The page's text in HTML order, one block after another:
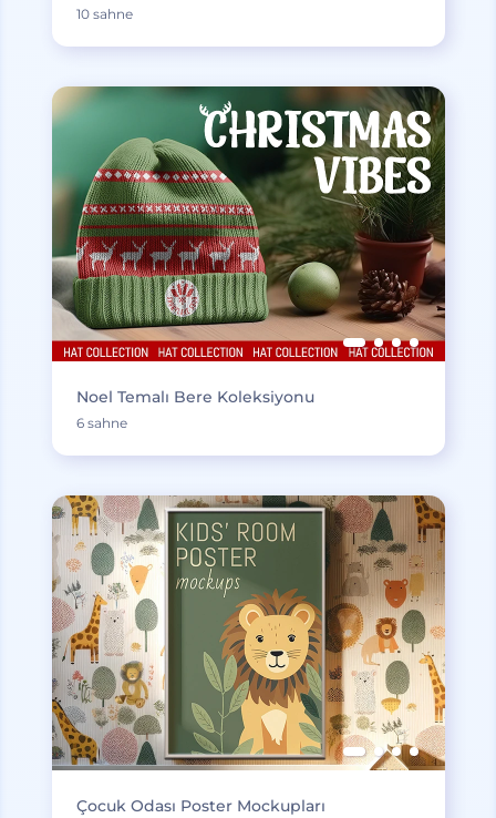
10 sahne
Noel Temalı Bere Koleksiyonu
6 sahne
Çocuk Odası Poster Mockupları